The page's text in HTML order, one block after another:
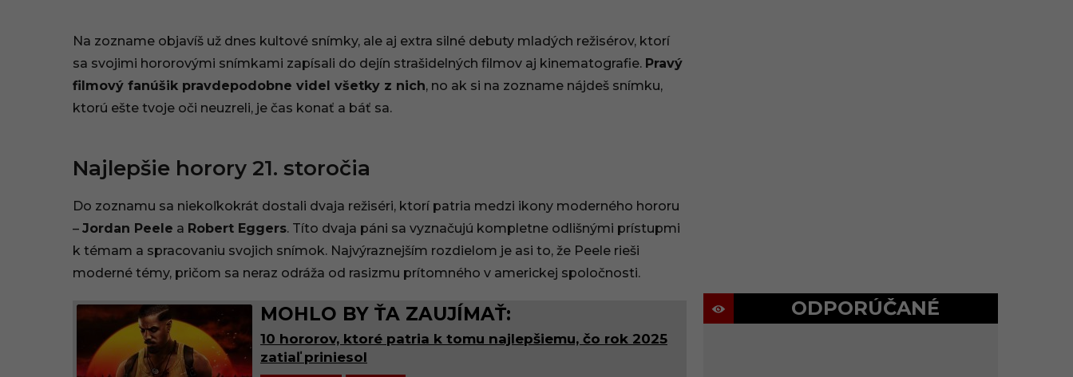
2
0
2
6
Na zozname objavíš už dnes kultové snímky, ale aj extra silné debuty mladých režisérov, ktorí
sa svojimi hororovými snímkami zapísali do dejín strašidelných filmov aj kinematografie. Pravý
filmový fanúšik pravdepodobne videl všetky z nich, no ak si na zozname nájdeš snímku,
ktorú ešte tvoje oči neuzreli, je čas konať a báť sa.
Najlepšie horory 21. storočia
Do zoznamu sa niekoľkokrát dostali dvaja režiséri, ktorí patria medzi ikony moderného hororu
– Jordan Peele a Robert Eggers. Títo dvaja páni sa vyznačujú kompletne odlišnými prístupmi
k témam a spracovaniu svojich snímok. Najvýraznejším rozdielom je asi to, že Peele rieši
moderné témy, pričom sa neraz odráža od rasizmu prítomného v americkej spoločnosti.
MOHLO BY ŤA ZAUJÍMAŤ:
10 hororov, ktoré patria k tomu najlepšiemu, čo rok 2025
zatiaľ priniesol
ODPORÚČANÉ